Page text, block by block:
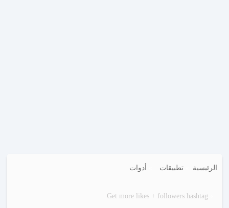
الرئيسية تطبيقات أدوات
Get more likes + followers hashtag